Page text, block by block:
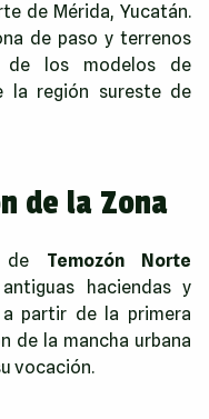
de Mérida, Yucatán.
de paso y terrenos
de los modelos de
la región sureste de
de la Zona
de Temozón Norte
haciendas y
partir de la primera
de la mancha urbana
vocación.